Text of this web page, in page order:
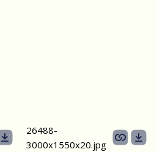
26488-
3000х1550х20.jpg